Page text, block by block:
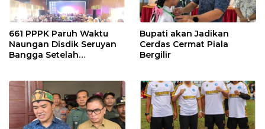
661 PPPK Paruh Waktu
Naungan Disdik Seruyan
Bangga Setelah
Bupati akan Jadikan
Cerdas Cermat Piala
Bergilir